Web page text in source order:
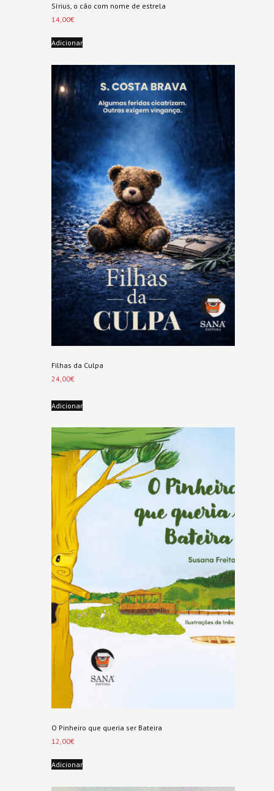
Sírius, o cão com nome de estrela
14,00€
Adicionar
Filhas da Culpa
24,00€
Adicionar
O Pinheiro que queria ser Bateira
12,00€
Adicionar